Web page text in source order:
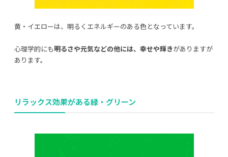
黄・イエローは、明るくエネルギーのある色となっています。
心理学的にも明るさや元気などの他には、幸せや輝きがありますが
あります。
リラックス効果がある緑・グリーン